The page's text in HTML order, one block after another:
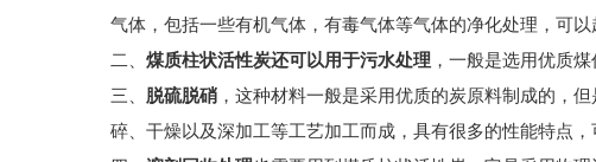
气体，包括一些有机气体，有毒气体等气体的净化处理，可
二、 煤质柱状活性炭还可以用于污水处理 ，一般是选用优质
三、 脱硫脱硝 ，这种材料一般是采用优质的炭原料制成的，
碎、干燥以及深加工等工艺加工而成，具有很多的性能特点